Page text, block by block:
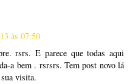
às 07:50
rsrs. E parece que todas aqui
a bem . rsrsrs. Tem post novo lá
visita.